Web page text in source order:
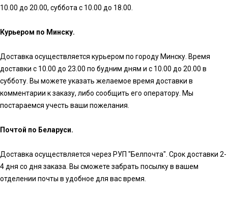
10.00 до 20.00, суббота с 10.00 до 18.00.
Курьером по Минску.
Доставка осуществляется курьером по городу Минску. Время
доставки с 10.00 до 23.00 по будним дням и с 10.00 до 20.00 в
субботу. Вы можете указать желаемое время доставки в
комментарии к заказу, либо сообщить его оператору. Мы
постараемся учесть ваши пожелания.
Почтой по Беларуси.
Доставка осуществляется через РУП "Белпочта". Срок доставки 2-
4 дня со дня заказа. Вы сможете забрать посылку в вашем
отделении почты в удобное для вас время.